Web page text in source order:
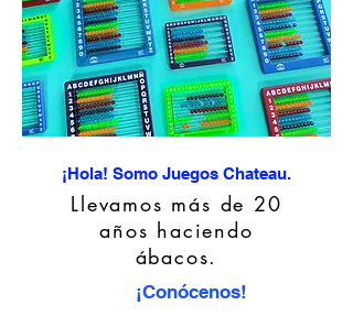
¡Hola! Somo Juegos Chateau.
Llevamos más de 20
años haciendo
ábacos.
¡Conócenos!